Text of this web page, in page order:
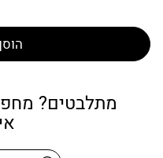
מתלבטים?